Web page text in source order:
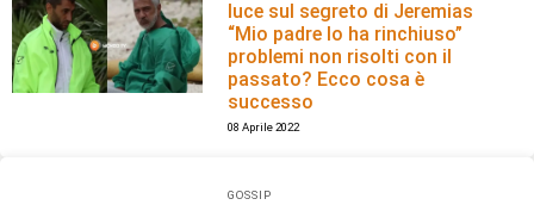
luce sul segreto di Jeremias
“Mio padre lo ha rinchiuso”
problemi non risolti con il
passato? Ecco cosa è
successo
08 Aprile 2022
GOSSIP